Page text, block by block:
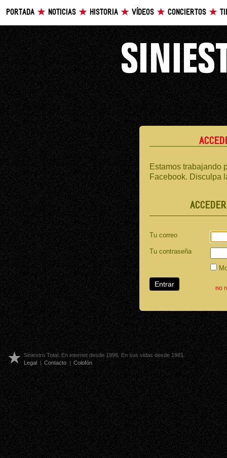
PORTADA NOTICIAS HISTORIA VÍDEOS CONCIERTOS
Estamos trabajando
Facebook. Disculpa
Tu correo
Tu contraseña
no
Siniestro Total. En internet desde 1996. En sus vidas desde 1981.
Legal | Contacto | Colofón